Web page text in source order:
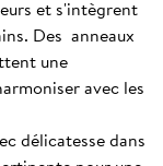
et s'intègrent
Des anneaux
une
avec les
délicatesse dans